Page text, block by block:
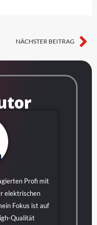
NÄCHSTER BEITRAG
Profi mit
elektrischen
Fokus ist auf
Qualität